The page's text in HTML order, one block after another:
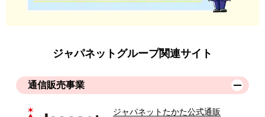
ジャパネットグループ関連サイト
通信販売事業
ジャパネットたかた公式通販